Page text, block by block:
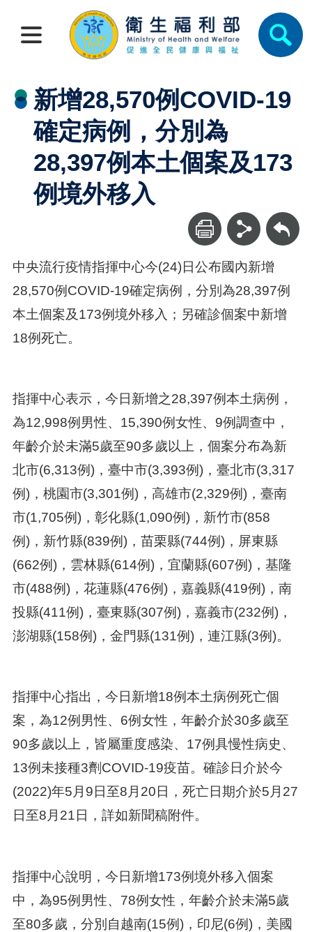
新增28,570例COVID-19
確定病例，分別為
28,397例本土個案及173
例境外移入
回上一頁
中央流行疫情指揮中心今(24)日公布國內新增
28,570例COVID-19確定病例，分別為28,397例
本土個案及173例境外移入；另確診個案中新增
18例死亡。
指揮中心表示，今日新增之28,397例本土病例，
為12,998例男性、15,390例女性、9例調查中，
年齡介於未滿5歲至90多歲以上，個案分布為新
北市(6,313例)，臺中市(3,393例)，臺北市(3,317
例)，桃園市(3,301例)，高雄市(2,329例)，臺南
市(1,705例)，彰化縣(1,090例)，新竹市(858
例)，新竹縣(839例)，苗栗縣(744例)，屏東縣
(662例)，雲林縣(614例)，宜蘭縣(607例)，基隆
市(488例)，花蓮縣(476例)，嘉義縣(419例)，南
投縣(411例)，臺東縣(307例)，嘉義市(232例)，
澎湖縣(158例)，金門縣(131例)，連江縣(3例)。
指揮中心指出，今日新增18例本土病例死亡個
案，為12例男性、6例女性，年齡介於30多歲至
90多歲以上，皆屬重度感染、17例具慢性病史、
13例未接種3劑COVID-19疫苗。確診日介於今
(2022)年5月9日至8月20日，死亡日期介於5月27
日至8月21日，詳如新聞稿附件。
指揮中心說明，今日新增173例境外移入個案
中，為95例男性、78例女性，年齡介於未滿5歲
至80多歲，分別自越南(15例)，印尼(6例)，美國